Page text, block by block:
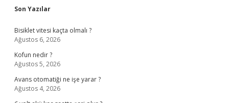
Sidebar
Son Yazılar
Bisiklet vitesi kaçta olmalı ?
Ağustos 6, 2026
Kofun nedir ?
Ağustos 5, 2026
Avans otomatiği ne işe yarar ?
Ağustos 4, 2026